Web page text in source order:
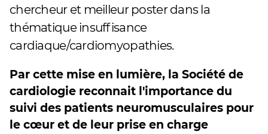
chercheur et meilleur poster dans la
thématique insuffisance
cardiaque/cardiomyopathies.
Par cette mise en lumière, la Société de
cardiologie reconnait l'importance du
suivi des patients neuromusculaires pour
le cœur et de leur prise en charge